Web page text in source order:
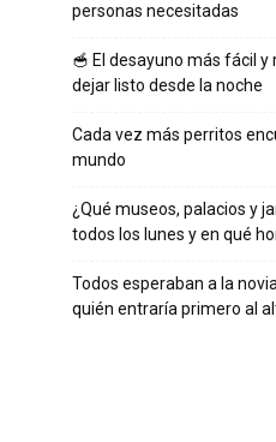
personas necesitadas
🥣 El desayuno más fácil y
dejar listo desde la noche
Cada vez más perritos
mundo
¿Qué museos, palacios y
todos los lunes y en qué
Todos esperaban a la
quién entraría primero al